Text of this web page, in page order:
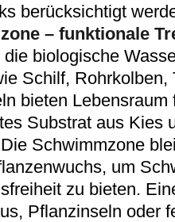
berücksichtigt
– funktionale
die biologische
Schilf,
bieten
Substrat aus Kies
Schwimmzone
um
zu bieten.
Pflanzinseln oder